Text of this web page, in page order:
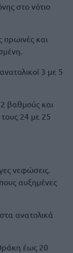
στο νότιο
πρωινές και
3 με 5
βαθμούς και
24 με 25
νεφώσεις.
αυξημένες
ανατολικά
έως 20